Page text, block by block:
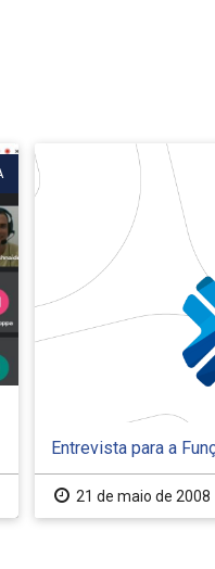
Entrevista para a
21 de maio de 2008